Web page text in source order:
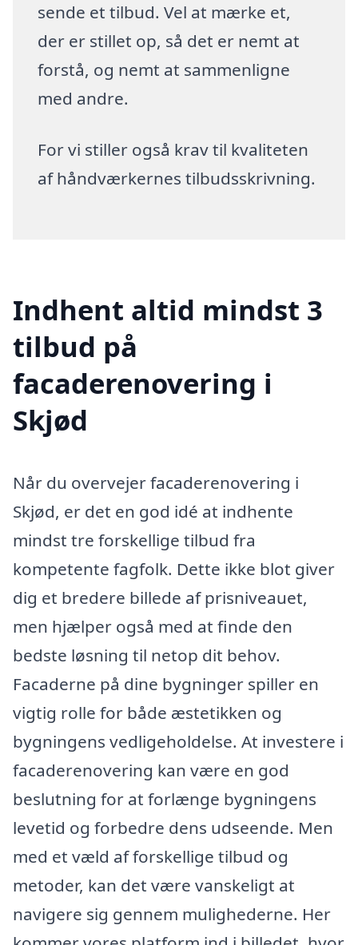
sende et tilbud. Vel at mærke et,
der er stillet op, så det er nemt at
forstå, og nemt at sammenligne
med andre.
For vi stiller også krav til kvaliteten
af håndværkernes tilbudsskrivning.
Indhent altid mindst 3
tilbud på
facaderenovering i
Skjød
Når du overvejer facaderenovering i
Skjød, er det en god idé at indhente
mindst tre forskellige tilbud fra
kompetente fagfolk. Dette ikke blot giver
dig et bredere billede af prisniveauet,
men hjælper også med at finde den
bedste løsning til netop dit behov.
Facaderne på dine bygninger spiller en
vigtig rolle for både æstetikken og
bygningens vedligeholdelse. At investere i
facaderenovering kan være en god
beslutning for at forlænge bygningens
levetid og forbedre dens udseende. Men
med et væld af forskellige tilbud og
metoder, kan det være vanskeligt at
navigere sig gennem mulighederne. Her